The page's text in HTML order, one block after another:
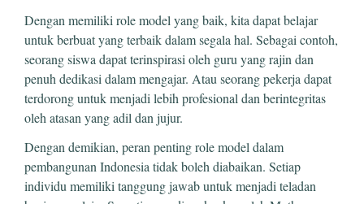
Dengan memiliki role model yang baik, kita dapat belajar
untuk berbuat yang terbaik dalam segala hal. Sebagai contoh,
seorang siswa dapat terinspirasi oleh guru yang rajin dan
penuh dedikasi dalam mengajar. Atau seorang pekerja dapat
terdorong untuk menjadi lebih profesional dan berintegritas
oleh atasan yang adil dan jujur.
Dengan demikian, peran penting role model dalam
pembangunan Indonesia tidak boleh diabaikan. Setiap
individu memiliki tanggung jawab untuk menjadi teladan